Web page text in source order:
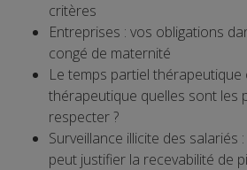
critères
Entreprises : vos obligations
congé de maternité
Le temps partiel thérapeutique
thérapeutique quelles sont les
respecter ?
Surveillance illicite des salariés
peut justifier la recevabilité de